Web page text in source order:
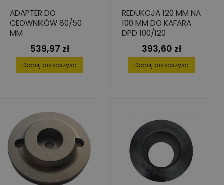
ADAPTER DO
CEOWNIKÓW 80/50
MM
Cena
539,97 zł
Dodaj do koszyka
REDUKCJA 120 MM NA
100 MM DO KAFARA
DPD 100/120
Cena
393,60 zł
Dodaj do koszyka